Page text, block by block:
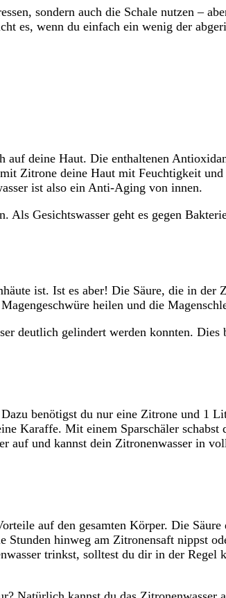
sondern auch die Schale nutzen –
es, wenn du einfach ein wenig der
auf deine Haut. Die enthaltenen
Zitrone deine Haut mit Feuchtigkeit
ist also ein Anti-Aging von innen.
Als Gesichtswasser geht es gegen
ist. Ist es aber! Die Säure, die in der
heilen und die
deutlich gelindert werden konnten. Dies
benötigst du nur eine Zitrone und 1
Karaffe. Mit einem Sparschäler schabst
auf und kannst dein Zitronenwasser in
auf den gesamten Körper. Die
hinweg am Zitronensaft nippst
trinkst, solltest du dir in der Regel